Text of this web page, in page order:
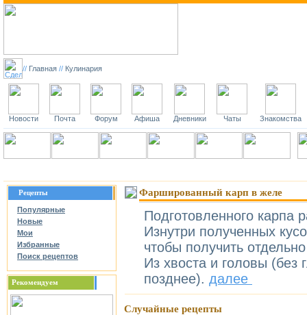
// Главная // Кулинария
Новости Почта Форум Афиша Дневники Чаты Знакомства
Рецепты
Популярные
Новые
Мои
Избранные
Поиск рецептов
Рекомендуем
Фаршированный карп в желе
Подготовленного карпа
Изнутри полученных
чтобы получить
Из хвоста и головы (без
позднее). далее
Случайные рецепты